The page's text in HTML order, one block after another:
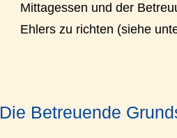
Mittagessen und der
Ehlers zu richten (siehe
Die Betreuende